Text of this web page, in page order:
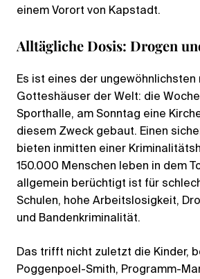
einem Vorort von Kapstadt.
Alltägliche Dosis: Drogen
Es ist eines der
Gotteshäuser der Welt: die
Sporthalle, am Sonntag eine
diesem Zweck gebaut. Einen
bieten inmitten einer
150.000 Menschen leben in dem
allgemein berüchtigt ist für
Schulen, hohe Arbeitslosigkeit,
und Bandenkriminalität.
Das trifft nicht zuletzt die Kinder,
Poggenpoel-Smith, Programm-